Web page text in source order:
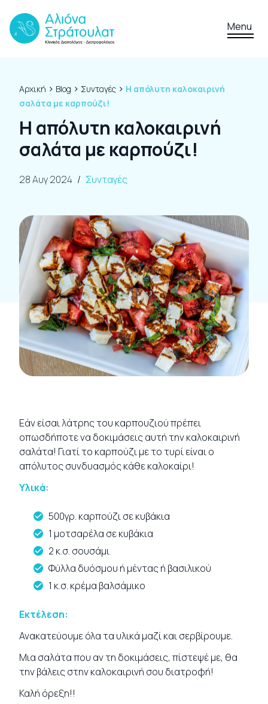
Menu
Αρχική › Blog › Συνταγές › Η απόλυτη καλοκαιρινή
σαλάτα με καρπούζι!
Η απόλυτη καλοκαιρινή
σαλάτα με καρπούζι!
28 Αυγ 2024 / Συνταγές
Εάν είσαι λάτρης του καρπουζιού πρέπει
οπωσδήποτε να δοκιμάσεις αυτή την καλοκαιρινή
σαλάτα! Γιατί το καρπούζι με το τυρί είναι ο
απόλυτος συνδυασμός κάθε καλοκαίρι!
Υλικά:
500γρ. καρπούζι σε κυβάκια
1 μοτσαρέλα σε κυβάκια
2 κ.σ. σουσάμι
Φύλλα δυόσμου ή μέντας ή βασιλικού
1 κ.σ. κρέμα βαλσάμικο
Εκτέλεση:
Ανακατεύουμε όλα τα υλικά μαζί και σερβίρουμε.
Μια σαλάτα που αν τη δοκιμάσεις, πίστεψέ με, θα
την βάλεις στην καλοκαιρινή σου διατροφή!
Καλή όρεξη!!